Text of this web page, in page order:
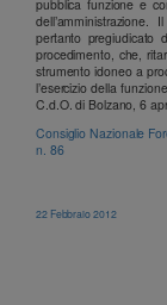
pubblica funzione e
pertanto pregiudicato
procedimento, che,
strumento idoneo a
l’esercizio della
C.d.O. di Bolzano, 6
Consiglio Nazionale
n. 86
22 Febbraio 2012